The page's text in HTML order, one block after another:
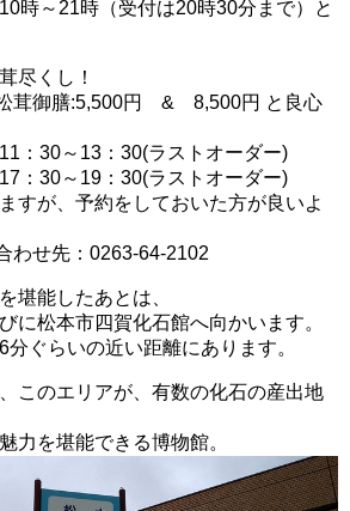
時～21時（受付は20時30分まで）と
茸尽くし！
茸御膳:5,500円 & 8,500円 と良心
：30～13：30(ラストオーダー)
～19：30(ラストオーダー)
予約をしておいた方が良いよ
：0263-64-2102
堪能したあとは、
に松本市四賀化石館へ向かいます。
ぐらいの近い距離にあります。
このエリアが、有数の化石の産出地
力を堪能できる博物館。